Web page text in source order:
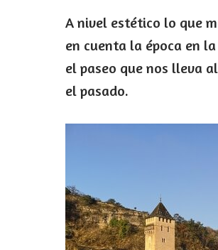
A nivel estético lo que
en cuenta la época en
el paseo que nos lleva
el pasado.